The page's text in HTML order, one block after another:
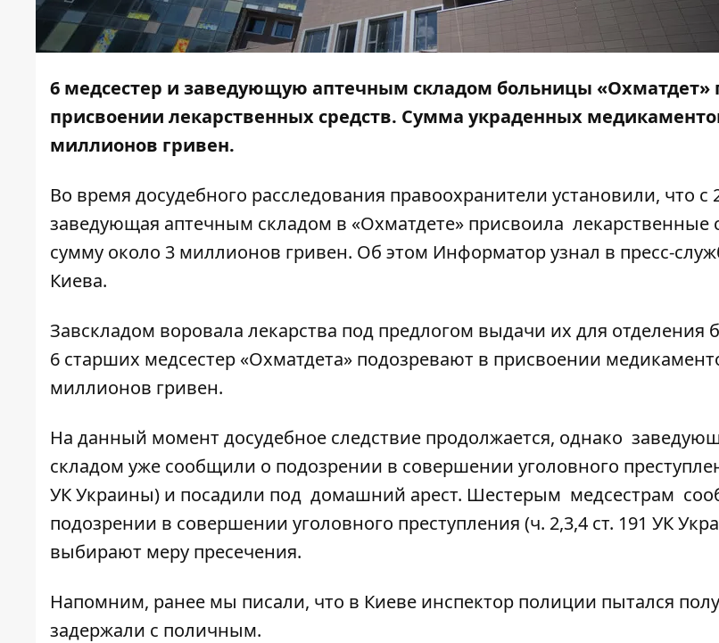
6 медсестер и заведующую аптечным складом больницы «Охматдет»
присвоении лекарственных средств. Сумма украденных
миллионов гривен.
Во время досудебного расследования правоохранители установили, что с
заведующая аптечным складом в «Охматдете» присвоила лекарственные
сумму около 3 миллионов гривен. Об этом Информаторузнал в пресс-
Киева.
Завскладом воровала лекарства под предлогом выдачи их для отделения
6 старших медсестер «Охматдета» подозревают в присвоении
миллионов гривен.
На данный момент досудебное следствие продолжается, однако
складом уже сообщили о подозрении в совершении уголовного
УК Украины) и посадили под домашний арест. Шестерым медсестрам
подозрении в совершении уголовного преступления (ч. 2,3,4 ст. 191 УК
выбирают меру пресечения.
Напомним, ранее мы писали, что в Киеве инспектор полиции пытался
задержали с поличным.